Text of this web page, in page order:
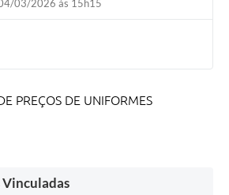
03/2026 às 15h15
PREÇOS DE UNIFORMES